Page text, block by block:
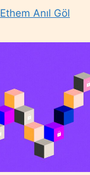
Ethem Anıl Göl